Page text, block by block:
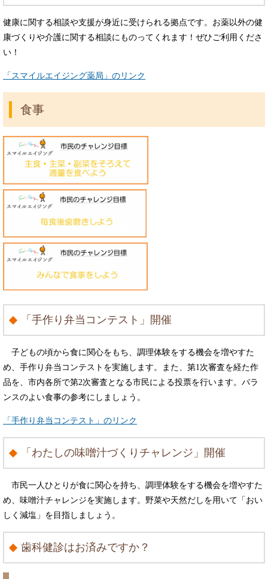
健康に関する相談や支援が身近に受けられる拠点です。お薬以外の健
康づくりや介護に関する相談にものってくれます！ぜひご利用くださ
い！
「スマイルエイジング薬局」のリンク
食事
「手作り弁当コンテスト」開催
子どもの頃から食に関心をもち、調理体験をする機会を増やすた
め、手作り弁当コンテストを実施します。また、第1次審査を経た作
品を、市内各所で第2次審査となる市民による投票を行います。バラ
ンスのよい食事の参考にしましょう。
「手作り弁当コンテスト」のリンク
「わたしの味噌汁づくりチャレンジ」開催
市民一人ひとりが食に関心を持ち、調理体験をする機会を増やすた
め、味噌汁チャレンジを実施します。野菜や天然だしを用いて「おい
しく減塩」を目指しましょう。
歯科健診はお済みですか？